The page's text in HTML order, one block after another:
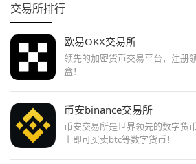
交易所排行
欧易OKX交易所
领先的加密货币交易平台，注册
盒！
币安binance交易所
币安交易所是世界领先的数字货
上即可买卖btc等数字货币！